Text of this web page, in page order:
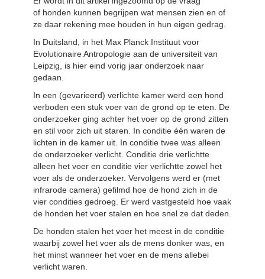
of honden kunnen begrijpen wat mensen zien en of
ze daar rekening mee houden in hun eigen gedrag.
In Duitsland, in het Max Planck Instituut voor
Evolutionaire Antropologie aan de universiteit van
Leipzig, is hier eind vorig jaar onderzoek naar
gedaan.
In een (gevarieerd) verlichte kamer werd een hond
verboden een stuk voer van de grond op te eten. De
onderzoeker ging achter het voer op de grond zitten
en stil voor zich uit staren. In conditie één waren de
lichten in de kamer uit. In conditie twee was alleen
de onderzoeker verlicht. Conditie drie verlichtte
alleen het voer en conditie vier verlichtte zowel het
voer als de onderzoeker. Vervolgens werd er (met
infrarode camera) gefilmd hoe de hond zich in de
vier condities gedroeg. Er werd vastgesteld hoe vaak
de honden het voer stalen en hoe snel ze dat deden.
De honden stalen het voer het meest in de conditie
waarbij zowel het voer als de mens donker was, en
het minst wanneer het voer en de mens allebei
verlicht waren.